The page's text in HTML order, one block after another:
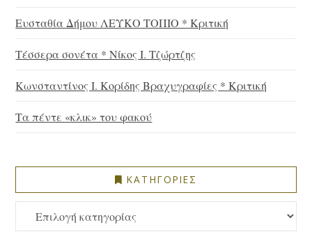
Ευσταθία Δήμου ΛΕΥΚΟ ΤΟΠΙΟ * Κριτική
Τέσσερα σονέτα * Νίκος Ι. Τζώρτζης
Κωνσταντίνος Ι. Κορίδης Βραχυγραφίες * Κριτική
Τα πέντε «κλικ» του φακού
ΚΑΤΗΓΟΡΙΕΣ
ΚΑΤΗΓΟΡΙΕΣ